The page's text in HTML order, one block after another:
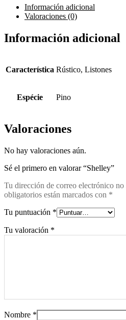
Información adicional
Valoraciones (0)
Información adicional
Característica Rústico, Listones
Espécie Pino
Valoraciones
No hay valoraciones aún.
Sé el primero en valorar “Shelley”
Tu dirección de correo electrónico no
obligatorios están marcados con *
Tu puntuación *
Tu valoración *
Nombre *